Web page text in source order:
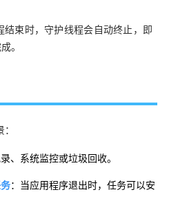
束时，守护线程会自动终止，即
。
、系统监控或垃圾回收。
：当应用程序退出时，任务可以安